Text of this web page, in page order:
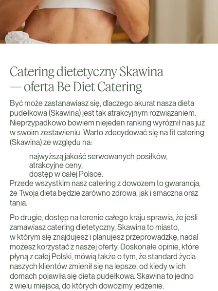
Catering dietetyczny Skawina
— oferta Be Diet Catering
Być może zastanawiasz się, dlaczego akurat nasza dieta
pudełkowa (Skawina) jest tak atrakcyjnym rozwiązaniem.
Nieprzypadkowo bowiem niejeden ranking wyróżnił nas już
w swoim zestawieniu. Warto zdecydować się na fit catering
(Skawina) ze względu na:
najwyższą jakość serwowanych posiłków,
atrakcyjne ceny,
dostęp w całej Polsce.
Przede wszystkim nasz catering z dowozem to gwarancja,
że Twoja dieta będzie zarówno zdrowa, jak i smaczna oraz
tania.
Po drugie, dostęp na terenie całego kraju sprawia, że jeśli
zamawiasz catering dietetyczny, Skawina to miasto,
w którym się znajdujesz i planujesz przeprowadzkę, nadal
możesz korzystać z naszej oferty. Doskonałe opinie, które
płyną z całej Polski, mówią także o tym, że standard życia
naszych klientów zmienił się na lepsze, od kiedy w ich
domach pojawiła się dieta pudełkowa. Skawina to jedno
z wielu miejsca, do których dowozimy jedzenie.